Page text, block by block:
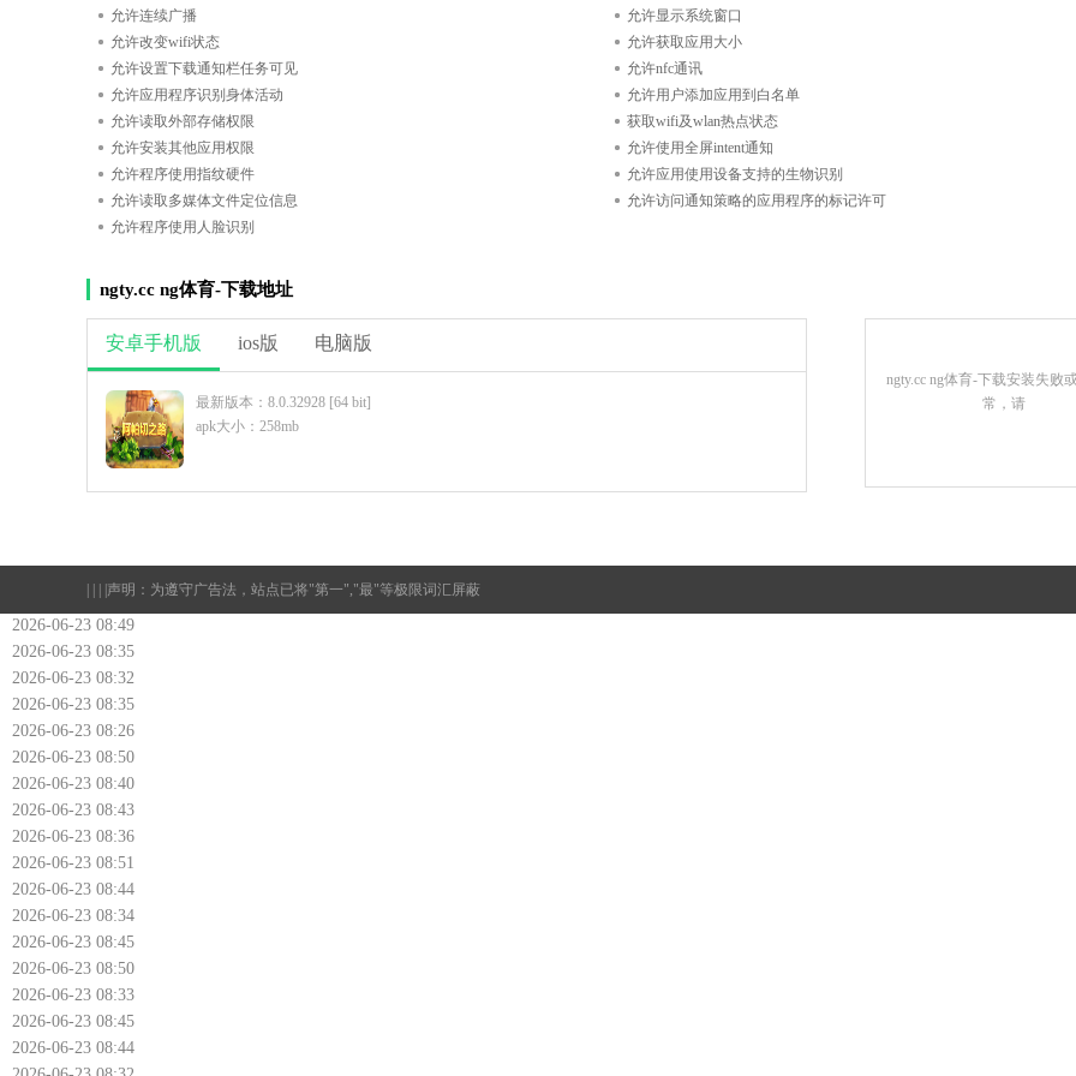
允许连续广播
允许显示系统窗口
允许改变wifi状态
允许获取应用大小
允许设置下载通知栏任务可见
允许nfc通讯
允许应用程序识别身体活动
允许用户添加应用到白名单
允许读取外部存储权限
获取wifi及wlan热点状态
允许安装其他应用权限
允许使用全屏intent通知
允许程序使用指纹硬件
允许应用使用设备支持的生物识别
允许读取多媒体文件定位信息
允许访问通知策略的应用程序的标记许可
允许程序使用人脸识别
ngty.cc ng体育-下载地址
安卓手机版 ios版 电脑版
最新版本：8.0.32928 [64 bit]
apk大小：258mb
ngty.cc ng体育-下载安装失败
常，请
声明：为遵守广告法，站点已将"第一","最"等极限词汇屏蔽
2026-06-23 08:49
2026-06-23 08:35
2026-06-23 08:32
2026-06-23 08:35
2026-06-23 08:26
2026-06-23 08:50
2026-06-23 08:40
2026-06-23 08:43
2026-06-23 08:36
2026-06-23 08:51
2026-06-23 08:44
2026-06-23 08:34
2026-06-23 08:45
2026-06-23 08:50
2026-06-23 08:33
2026-06-23 08:45
2026-06-23 08:44